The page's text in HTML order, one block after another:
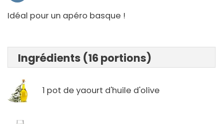
Idéal pour un apéro basque !
Ingrédients (16 portions)
1 pot de yaourt d'huile d'olive